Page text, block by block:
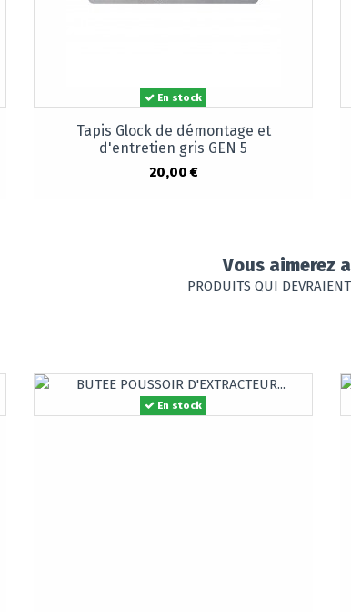
En stock
Tapis Glock de démontage et
d'entretien gris GEN 5
20,00 €
Vous aimerez
PRODUITS QUI
En stock